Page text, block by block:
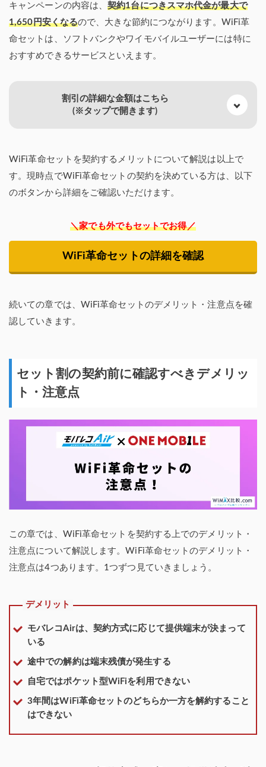
キャンペーンの内容は、契約1台につきスマホ代金が最大で
1,650円安くなるので、大きな節約につながります。WiFi革
命セットは、ソフトバンクやワイモバイルユーザーには特に
おすすめできるサービスといえます。
割引の詳細な金額はこちら
(※タップで開きます)
WiFi革命セットを契約するメリットについて解説は以上で
す。現時点でWiFi革命セットの契約を決めている方は、以下
のボタンから詳細をご確認いただけます。
＼家でも外でもセットでお得／
WiFi革命セットの詳細を確認
続いての章では、WiFi革命セットのデメリット・注意点を確
認していきます。
セット割の契約前に確認すべきデメリッ
ト・注意点
この章では、WiFi革命セットを契約する上でのデメリット・
注意点について解説します。WiFi革命セットのデメリット・
注意点は4つあります。1つずつ見ていきましょう。
デメリット
モバレコAirは、契約方式に応じて提供端末が決まって
いる
途中での解約は端末残債が発生する
自宅ではポケット型WiFiを利用できない
3年間はWiFi革命セットのどちらか一方を解約すること
はできない